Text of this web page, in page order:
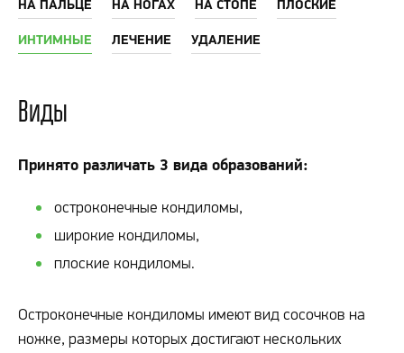
НА ПАЛЬЦЕ НА НОГАХ НА СТОПЕ ПЛОСКИЕ
ИНТИМНЫЕ ЛЕЧЕНИЕ УДАЛЕНИЕ
Виды
Принято различать 3 вида образований:
остроконечные кондиломы,
широкие кондиломы,
плоские кондиломы.
Остроконечные кондиломы имеют вид сосочков на
ножке, размеры которых достигают нескольких